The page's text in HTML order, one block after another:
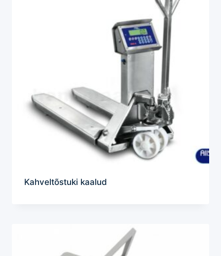
Kahveltõstuki kaalud